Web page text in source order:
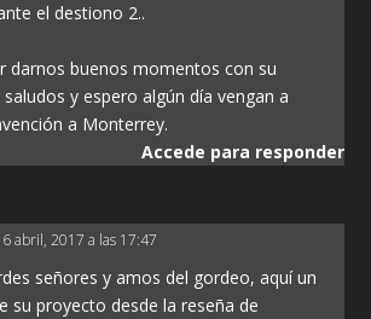
el destiono 2..
darnos buenos momentos con su
y espero algún día vengan a
a Monterrey.
Accede para responder
abril, 2017 a las 17:47
señores y amos del gordeo, aquí un
su proyecto desde la reseña de